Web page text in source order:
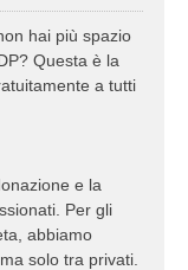
hai più spazio
Questa è la
a tutti
e la
Per gli
abbiamo
solo tra privati.